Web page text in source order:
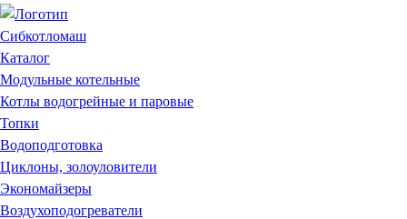
Каталог
Модульные котельные
Котлы водогрейные и паровые
Топки
Водоподготовка
Циклоны, золоуловители
Экономайзеры
Воздухоподогреватели